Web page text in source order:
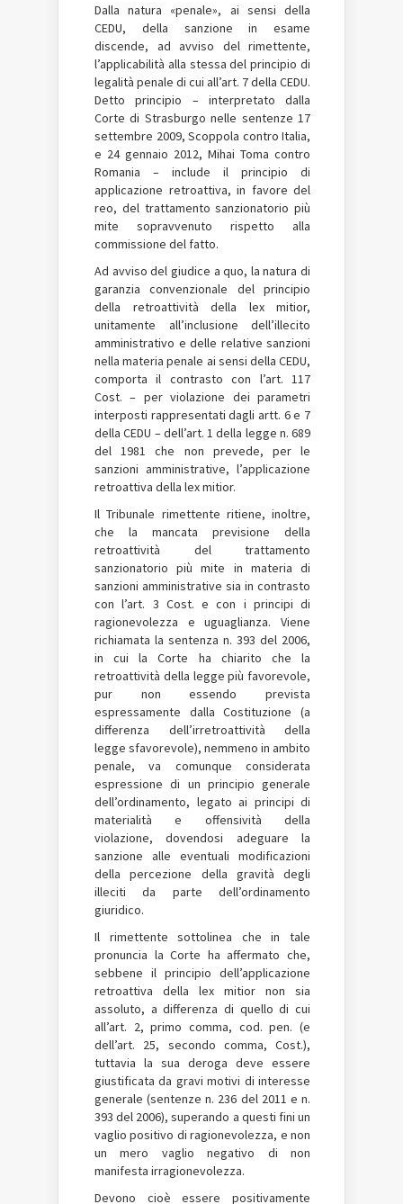
Dalla natura «penale», ai sensi della
CEDU, della sanzione in esame
discende, ad avviso del rimettente,
l’applicabilità alla stessa del principio di
legalità penale di cui all’art. 7 della CEDU.
Detto principio – interpretato dalla
Corte di Strasburgo nelle sentenze 17
settembre 2009, Scoppola contro Italia,
e 24 gennaio 2012, Mihai Toma contro
Romania – include il principio di
applicazione retroattiva, in favore del
reo, del trattamento sanzionatorio più
mite sopravvenuto rispetto alla
commissione del fatto.
Ad avviso del giudice a quo, la natura di
garanzia convenzionale del principio
della retroattività della lex mitior,
unitamente all’inclusione dell’illecito
amministrativo e delle relative sanzioni
nella materia penale ai sensi della CEDU,
comporta il contrasto con l’art. 117
Cost. – per violazione dei parametri
interposti rappresentati dagli artt. 6 e 7
della CEDU – dell’art. 1 della legge n. 689
del 1981 che non prevede, per le
sanzioni amministrative, l’applicazione
retroattiva della lex mitior.
Il Tribunale rimettente ritiene, inoltre,
che la mancata previsione della
retroattività del trattamento
sanzionatorio più mite in materia di
sanzioni amministrative sia in contrasto
con l’art. 3 Cost. e con i principi di
ragionevolezza e uguaglianza. Viene
richiamata la sentenza n. 393 del 2006,
in cui la Corte ha chiarito che la
retroattività della legge più favorevole,
pur non essendo prevista
espressamente dalla Costituzione (a
differenza dell’irretroattività della
legge sfavorevole), nemmeno in ambito
penale, va comunque considerata
espressione di un principio generale
dell’ordinamento, legato ai principi di
materialità e offensività della
violazione, dovendosi adeguare la
sanzione alle eventuali modificazioni
della percezione della gravità degli
illeciti da parte dell’ordinamento
giuridico.
Il rimettente sottolinea che in tale
pronuncia la Corte ha affermato che,
sebbene il principio dell’applicazione
retroattiva della lex mitior non sia
assoluto, a differenza di quello di cui
all’art. 2, primo comma, cod. pen. (e
dell’art. 25, secondo comma, Cost.),
tuttavia la sua deroga deve essere
giustificata da gravi motivi di interesse
generale (sentenze n. 236 del 2011 e n.
393 del 2006), superando a questi fini un
vaglio positivo di ragionevolezza, e non
un mero vaglio negativo di non
manifesta irragionevolezza.
Devono cioè essere positivamente